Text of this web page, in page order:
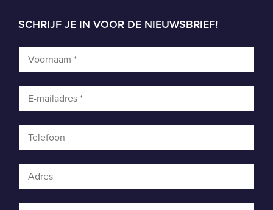
SCHRIJF JE IN VOOR DE NIEUWSBRIEF!